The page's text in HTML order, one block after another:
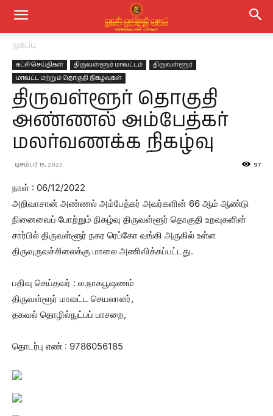
முகப்பு
கட்சி செய்திகள் திருவள்ளூர் மாவட்டம்
திருவள்ளூர்
மாவட்ட மற்றும் தொகுதி நிகழ்வுகள்
திருவள்ளூர் தொகுதி
அண்ணல் அம்பேத்கர்
மலர்வணக்க நிகழ்வு
டிசம்பர் 15, 2022 97
நாள் : 06/12/2022
அறிவாசான் அண்ணல் அம்பேத்கர் அவர்களின் 66 ஆம் ஆண்டு
நினைவைப் போற்றும் நிகழ்வு திருவள்ளூர் தொகுதி உறவுகளின்
சார்பில் திருவள்ளூர் நகர ரெப்கோ வங்கி அருகில் உள்ள
திருவுருவச்சிலைக்கு மாலை அணிவிக்கப்பட்டது.
பதிவு செய்தவர் : ல.நாகபூஷணம்
திருவள்ளூர் மாவட்ட செயலாளர்,
தகவல் தொழில்நுட்பப் பாசறை,
தொடர்பு எண் : 9786056185